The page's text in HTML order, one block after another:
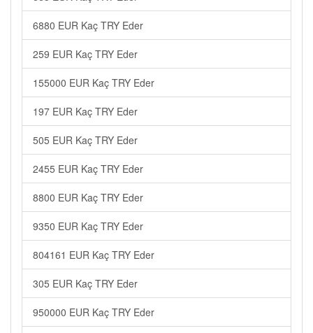
6880 EUR Kaç TRY Eder
259 EUR Kaç TRY Eder
155000 EUR Kaç TRY Eder
197 EUR Kaç TRY Eder
505 EUR Kaç TRY Eder
2455 EUR Kaç TRY Eder
8800 EUR Kaç TRY Eder
9350 EUR Kaç TRY Eder
804161 EUR Kaç TRY Eder
305 EUR Kaç TRY Eder
950000 EUR Kaç TRY Eder